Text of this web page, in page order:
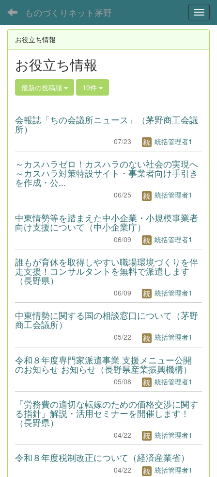
ものづくりネット茅野
お役立ち情報
お役立ち情報
最新の投稿順 10件
会報誌「ちの会議所ニュース」（茅野商工会議
所）
07/23 統括管理者1
～カスハラゼロ！カスハラのない社会の実現へ
～カスハラ対策特設サイト・事業者向け手引き
を作成・公...
06/25 統括管理者1
中東情勢等を踏まえた中小企業・小規模事業者
向け支援について（中小企業庁）
06/09 統括管理者1
誰もが育休を取得しやすい職場環境づくりを伴
走支援！コンサルタントを無料で派遣します
（長野県）
06/09 統括管理者1
中東情勢に関する国の相談窓口について（茅野
商工会議所）
05/22 統括管理者1
令和８年度専門家派遣事業 支援メニュー公開
のお知らせ お知らせ（長野県産業振興機構）
05/08 統括管理者1
「労務費の適切な転嫁のための価格交渉に関す
る指針」解説・活用セミナーを開催します！
（長野県）
04/22 統括管理者1
令和８年度税制改正について（経済産業省）
04/22 統括管理者1